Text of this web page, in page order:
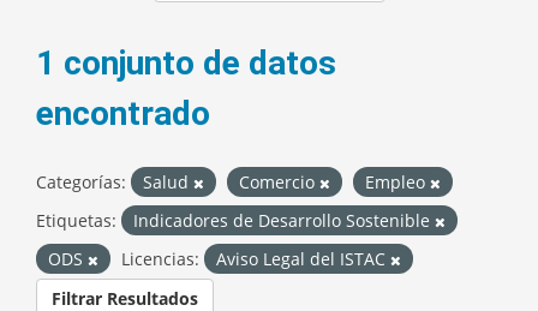
1 conjunto de datos
encontrado
Categorías: Salud Comercio
Empleo
Etiquetas:
Indicadores de Desarrollo Sostenible
ODS
Licencias:
Aviso Legal del ISTAC
Filtrar Resultados